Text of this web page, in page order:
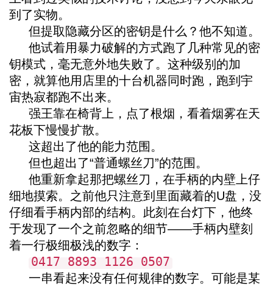
到了实物。
但提取隐藏分区的密钥是什么？他不知道。
他试着用暴力破解的方式跑了几种常见的密
钥模式，毫无意外地失败了。这种级别的加
密，就算他用店里的十台机器同时跑，跑到宇
宙热寂都跑不出来。
强王靠在椅背上，点了根烟，看着烟雾在天
花板下慢慢扩散。
这超出了他的能力范围。
但也超出了“普通螺丝刀”的范围。
他重新拿起那把螺丝刀，在手柄的内壁上仔
细地摸索。之前他只注意到里面藏着的U盘，没
仔细看手柄内部的结构。此刻在台灯下，他终
于发现了一个之前忽略的细节——手柄内壁刻
着一行极细极浅的数字：
0417 8893 1126 0507
一串看起来没有任何规律的数字。可能是某